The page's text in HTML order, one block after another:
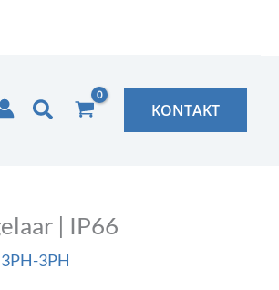
Zoeken KONTAKT
| IP66
3PH